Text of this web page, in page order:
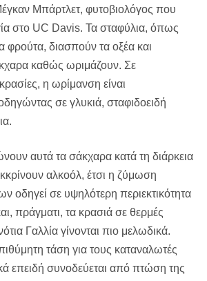
Μπάρτλετ, φυτοβιολόγος που
στο UC Davis. Τα σταφύλια, όπως
φρούτα, διασπούν τα οξέα και
καθώς ωριμάζουν. Σε
η ωρίμανση είναι
σε γλυκιά, σταφιδοειδή
αυτά τα σάκχαρα κατά τη διάρκεια
αλκοόλ, έτσι η ζύμωση
οδηγεί σε υψηλότερη περιεκτικότητα
πράγματι, τα κρασιά σε θερμές
Γαλλία γίνονται πιο μελωδικά.
τάση για τους καταναλωτές
επειδή συνοδεύεται από πτώση της